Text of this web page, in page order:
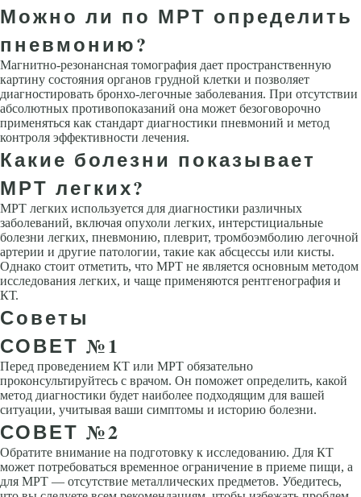
Можно ли по МРТ определить
пневмонию?
Магнитно-резонансная томография дает пространственную
картину состояния органов грудной клетки и позволяет
диагностировать бронхо-легочные заболевания. При отсутствии
абсолютных противопоказаний она может безоговорочно
применяться как стандарт диагностики пневмоний и метод
контроля эффективности лечения.
Какие болезни показывает
МРТ легких?
МРТ легких используется для диагностики различных
заболеваний, включая опухоли легких, интерстициальные
болезни легких, пневмонию, плеврит, тромбоэмболию легочной
артерии и другие патологии, такие как абсцессы или кисты.
Однако стоит отметить, что МРТ не является основным методом
исследования легких, и чаще применяются рентгенография и
КТ.
Советы
СОВЕТ №1
Перед проведением КТ или МРТ обязательно
проконсультируйтесь с врачом. Он поможет определить, какой
метод диагностики будет наиболее подходящим для вашей
ситуации, учитывая ваши симптомы и историю болезни.
СОВЕТ №2
Обратите внимание на подготовку к исследованию. Для КТ
может потребоваться временное ограничение в приеме пищи, а
для МРТ — отсутствие металлических предметов. Убедитесь,